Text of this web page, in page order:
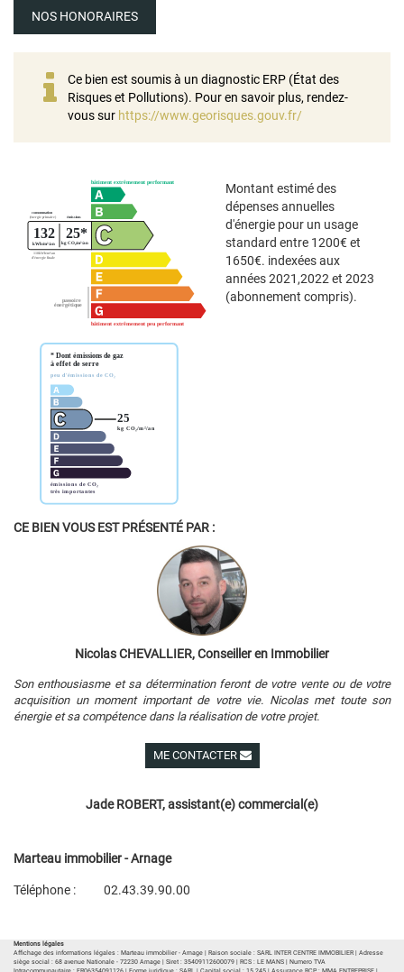
NOS HONORAIRES
Ce bien est soumis à un diagnostic ERP (État des
Risques et Pollutions). Pour en savoir plus, rendez-
vous sur https://www.georisques.gouv.fr/
Montant estimé des
dépenses annuelles
d'énergie pour un usage
standard entre 1200€ et
1650€. indexées aux
années 2021,2022 et 2023
(abonnement compris).
CE BIEN VOUS EST PRÉSENTÉ PAR :
Nicolas CHEVALLIER, Conseiller en Immobilier
Son enthousiasme et sa détermination feront de votre vente ou de votre
acquisition un moment important de votre vie. Nicolas met toute son
énergie et sa compétence dans la réalisation de votre projet.
ME CONTACTER
Jade ROBERT, assistant(e) commercial(e)
Marteau immobilier - Arnage
Téléphone :
02.43.39.90.00
Mentions légales
Affichage des informations légales : Marteau immobilier - Arnage | Raison sociale : SARL INTER CENTRE IMMOBILIER | Adresse
siège social : 68 avenue Nationale - 72230 Arnage | Siret : 35409112600079 | RCS : LE MANS | Numero TVA